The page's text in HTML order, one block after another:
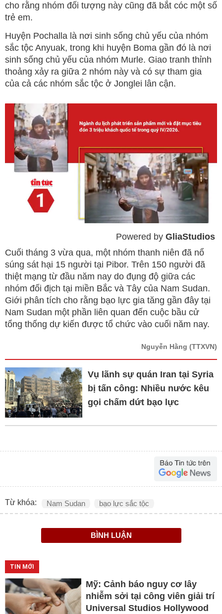
cho rằng nhóm đối tượng này cũng đã bắt cóc một số
trẻ em.
Huyện Pochalla là nơi sinh sống chủ yếu của nhóm
sắc tộc Anyuak, trong khi huyện Boma gần đó là nơi
sinh sống chủ yếu của nhóm Murle. Giao tranh thỉnh
thoảng xảy ra giữa 2 nhóm này và có sự tham gia
của cả các nhóm sắc tộc ở Jonglei lân cận.
Powered by GliaStudios
Cuối tháng 3 vừa qua, một nhóm thanh niên đã nổ
súng sát hại 15 người tại Pibor. Trên 150 người đã
thiệt mạng từ đầu năm nay do đụng độ giữa các
nhóm đối địch tại miền Bắc và Tây của Nam Sudan.
Giới phân tích cho rằng bạo lực gia tăng gần đây tại
Nam Sudan một phần liên quan đến cuộc bầu cử
tổng thống dự kiến được tổ chức vào cuối năm nay.
Nguyễn Hằng (TTXVN)
Vụ lãnh sự quán Iran tại Syria
bị tấn công: Nhiều nước kêu
gọi chấm dứt bạo lực
Từ khóa: Nam Sudan bạo lực sắc tộc
BÌNH LUẬN
TIN MỚI
Mỹ: Cảnh báo nguy cơ lây
nhiễm sởi tại công viên giải trí
Universal Studios Hollywood